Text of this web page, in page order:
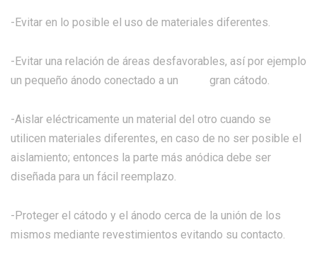
-Evitar en lo posible el uso de materiales diferentes.
-Evitar una relación de áreas desfavorables, así por ejemplo
un pequeño ánodo conectado a un gran cátodo.
-Aislar eléctricamente un material del otro cuando se
utilicen materiales diferentes, en caso de no ser posible el
aislamiento; entonces la parte más anódica debe ser
diseñada para un fácil reemplazo.
-Proteger el cátodo y el ánodo cerca de la unión de los
mismos mediante revestimientos evitando su contacto.